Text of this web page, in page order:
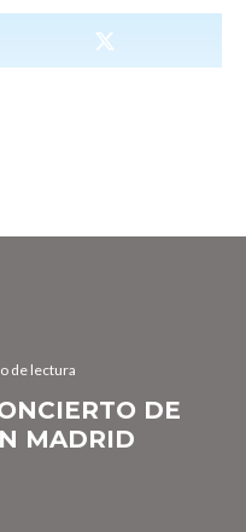
de lectura
DE
MADRID